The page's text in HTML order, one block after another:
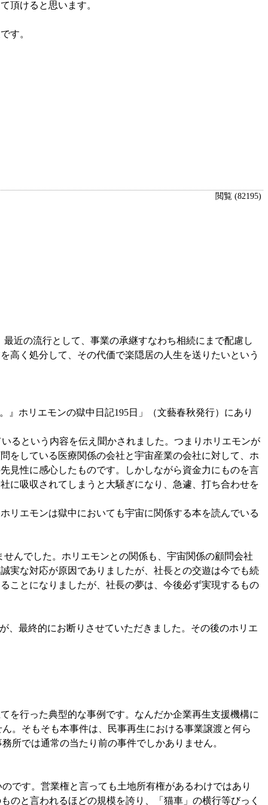
けると思います。
す。
閲覧 (82195)
近の流行として、事業の承継すなわち相続にまで配慮し
高く処分して、その代価で楽隠居の人生を送りたいという
』ホリエモンの獄中日記195日」（文藝春秋発行）にあり
るという内容を伝え聞かされました。つまりホリエモンが
をしている医療関係の会社と宇宙産業の会社に対して、ホ
見性に感心したものです。しかしながら資金力にものを言
に吸収されてしまうと大騒ぎになり、急遽、打ち合わせを
エモンは獄中においても宇宙に関係する本を読んでいる
んでした。ホリエモンとの関係も、宇宙関係の顧問会社
実な対応が原因でありましたが、社長との交遊は今でも続
ことになりましたが、社長の夢は、今後必ず実現するもの
最終的にお断りさせていただきました。その後のホリエ
行った典型的な事例です。なんだか企業再生支援機構に
。そもそも本事件は、民事再生における事業譲渡と何ら
所では通常の当たり前の事件でしかありません。
です。営業権と言っても土地所有権があるわけではあり
のと言われるほどの規模を誇り、「猫車」の横行等びっく